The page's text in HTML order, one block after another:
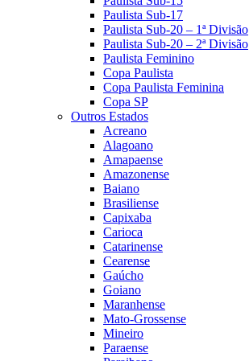
Paulista Sub-17
Paulista Sub-20 – 1ª Divisão
Paulista Sub-20 – 2ª Divisão
Paulista Feminino
Copa Paulista
Copa Paulista Feminina
Copa SP
Outros Estados
Acreano
Alagoano
Amapaense
Amazonense
Baiano
Brasiliense
Capixaba
Carioca
Catarinense
Cearense
Gaúcho
Goiano
Maranhense
Mato-Grossense
Mineiro
Paraense